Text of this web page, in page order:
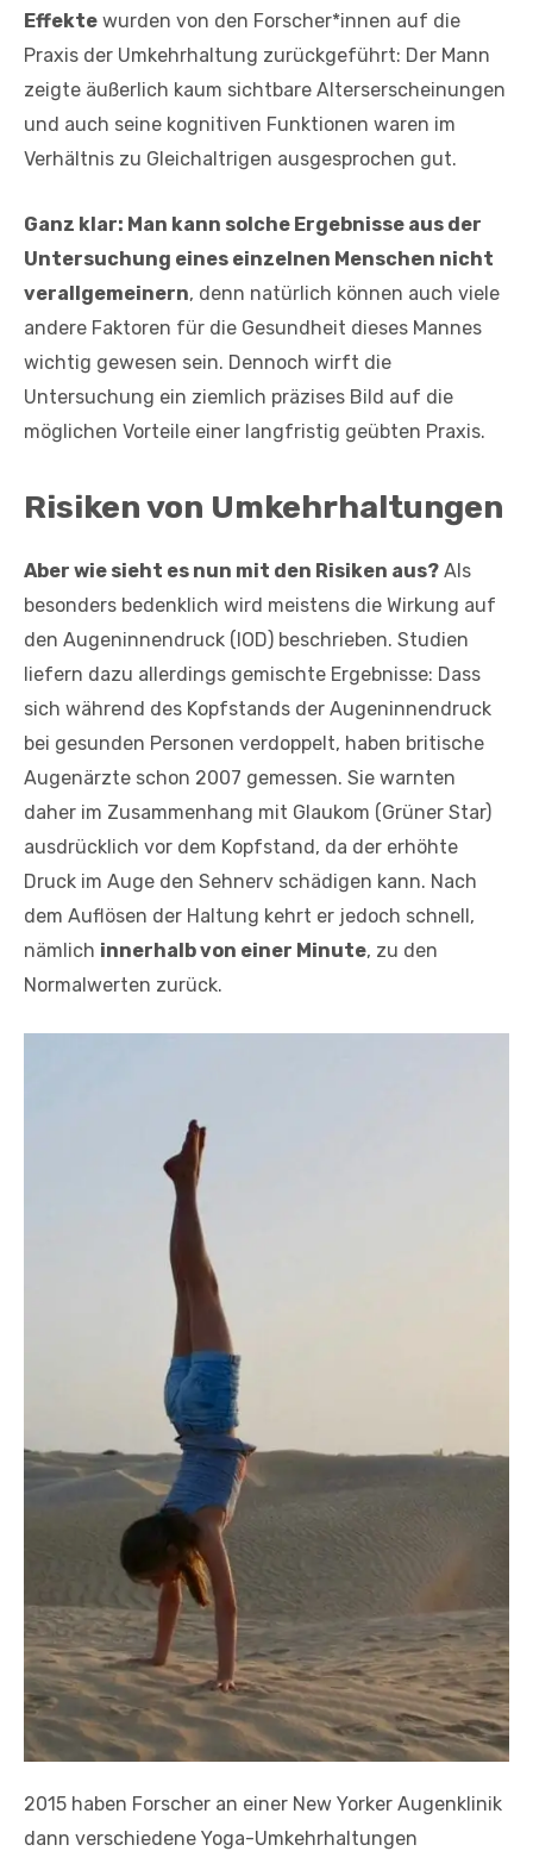
Effekte wurden von den Forscher*innen auf die
Praxis der Umkehrhaltung zurückgeführt: Der Mann
zeigte äußerlich kaum sichtbare Alterserscheinungen
und auch seine kognitiven Funktionen waren im
Verhältnis zu Gleichaltrigen ausgesprochen gut.
Ganz klar: Man kann solche Ergebnisse aus der
Untersuchung eines einzelnen Menschen nicht
verallgemeinern, denn natürlich können auch viele
andere Faktoren für die Gesundheit dieses Mannes
wichtig gewesen sein. Dennoch wirft die
Untersuchung ein ziemlich präzises Bild auf die
möglichen Vorteile einer langfristig geübten Praxis.
Risiken von Umkehrhaltungen
Aber wie sieht es nun mit den Risiken aus? Als
besonders bedenklich wird meistens die Wirkung auf
den Augeninnendruck (IOD) beschrieben. Studien
liefern dazu allerdings gemischte Ergebnisse: Dass
sich während des Kopfstands der Augeninnendruck
bei gesunden Personen verdoppelt, haben britische
Augenärzte schon 2007 gemessen. Sie warnten
daher im Zusammenhang mit Glaukom (Grüner Star)
ausdrücklich vor dem Kopfstand, da der erhöhte
Druck im Auge den Sehnerv schädigen kann. Nach
dem Auflösen der Haltung kehrt er jedoch schnell,
nämlich innerhalb von einer Minute, zu den
Normalwerten zurück.
2015 haben Forscher an einer New Yorker Augenklinik
dann verschiedene Yoga-Umkehrhaltungen